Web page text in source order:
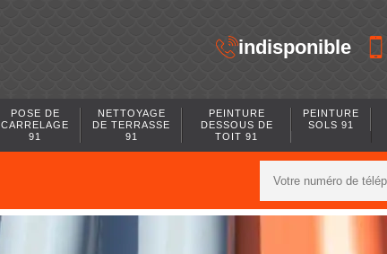
indisponible
POSE DE
CARRELAGE
91
NETTOYAGE
DE TERRASSE
91
PEINTURE
DESSOUS DE
TOIT 91
PEINTURE
SOLS 91